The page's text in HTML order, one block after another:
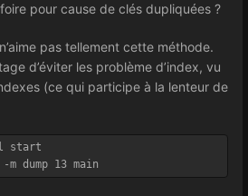
pour cause de clés dupliquées ?
pas tellement cette méthode.
d’éviter les problème d’index, vu
(ce qui participe à la lenteur de
start